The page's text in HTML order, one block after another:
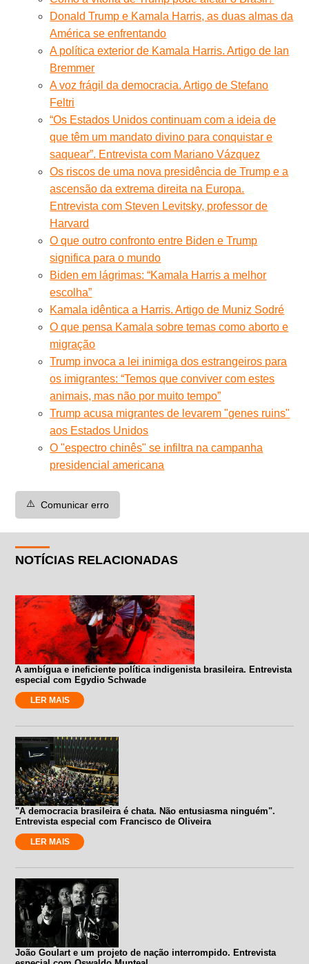
Donald Trump e Kamala Harris, as duas almas da
América se enfrentando
A política exterior de Kamala Harris. Artigo de Ian
Bremmer
A voz frágil da democracia. Artigo de Stefano
Feltri
“Os Estados Unidos continuam com a ideia de
que têm um mandato divino para conquistar e
saquear”. Entrevista com Mariano Vázquez
Os riscos de uma nova presidência de Trump e a
ascensão da extrema direita na Europa.
Entrevista com Steven Levitsky, professor de
Harvard
O que outro confronto entre Biden e Trump
significa para o mundo
Biden em lágrimas: “Kamala Harris a melhor
escolha”
Kamala idêntica a Harris. Artigo de Muniz Sodré
O que pensa Kamala sobre temas como aborto e
migração
Trump invoca a lei inimiga dos estrangeiros para
os imigrantes: “Temos que conviver com estes
animais, mas não por muito tempo”
Trump acusa migrantes de levarem "genes ruins"
aos Estados Unidos
O "espectro chinês" se infiltra na campanha
presidencial americana
⚠️ Comunicar erro
NOTÍCIAS RELACIONADAS
A ambígua e ineficiente política indigenista brasileira. Entrevista
especial com Egydio Schwade
LER MAIS
"A democracia brasileira é chata. Não entusiasma ninguém".
Entrevista especial com Francisco de Oliveira
LER MAIS
João Goulart e um projeto de nação interrompido. Entrevista